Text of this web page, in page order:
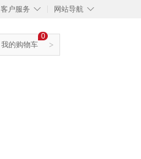
◇
客户服务 ◇
网站导航
>
0
我的购物车